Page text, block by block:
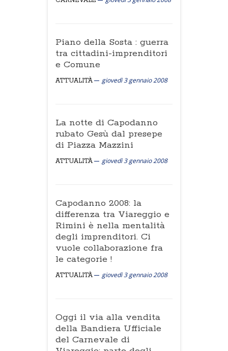
Piano della Sosta : guerra
tra cittadini-imprenditori
e Comune
ATTUALITÀ giovedì 3 gennaio 2008
La notte di Capodanno
rubato Gesù dal presepe
di Piazza Mazzini
ATTUALITÀ giovedì 3 gennaio 2008
Capodanno 2008: la
differenza tra Viareggio e
Rimini è nella mentalità
degli imprenditori. Ci
vuole collaborazione fra
le categorie !
ATTUALITÀ giovedì 3 gennaio 2008
Oggi il via alla vendita
della Bandiera Ufficiale
del Carnevale di